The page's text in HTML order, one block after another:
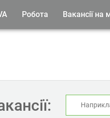
Робота Вакансії на